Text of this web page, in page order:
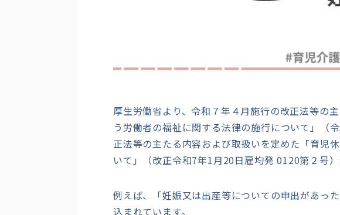
厚生労働省より、令和７年４月施行の改正法等の
う労働者の福祉に関する法律の施行について」（
正法等の主たる内容および取扱いを定めた「育児
いて」（改正令和7年1月20日雇均発 0120第２号）
例えば、「妊娠又は出産等についての申出があっ
込まれています。